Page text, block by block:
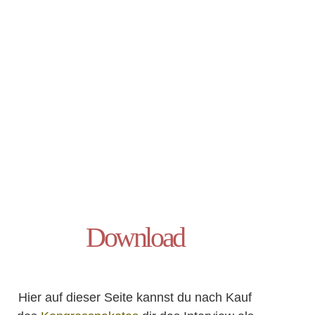
Download
Hier auf dieser Seite kannst du nach Kauf